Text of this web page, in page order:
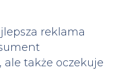
reklama
także oczekuje